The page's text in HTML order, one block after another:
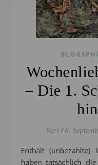
– Die 1.
Sari / 6.
Enthält (unbezahlte) Werbung* Geschafft! Ja, wir
haben tatsächlich